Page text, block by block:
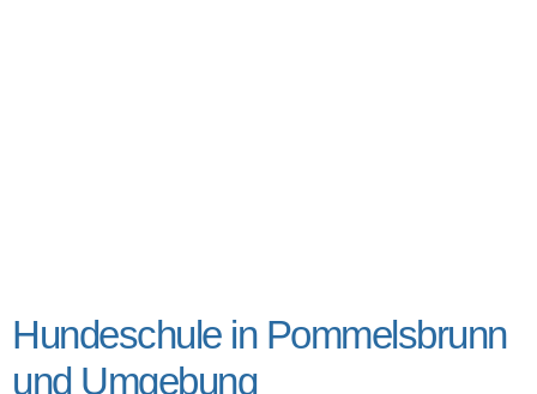
Hundeschule in Pommelsbrunn
und Umgebung